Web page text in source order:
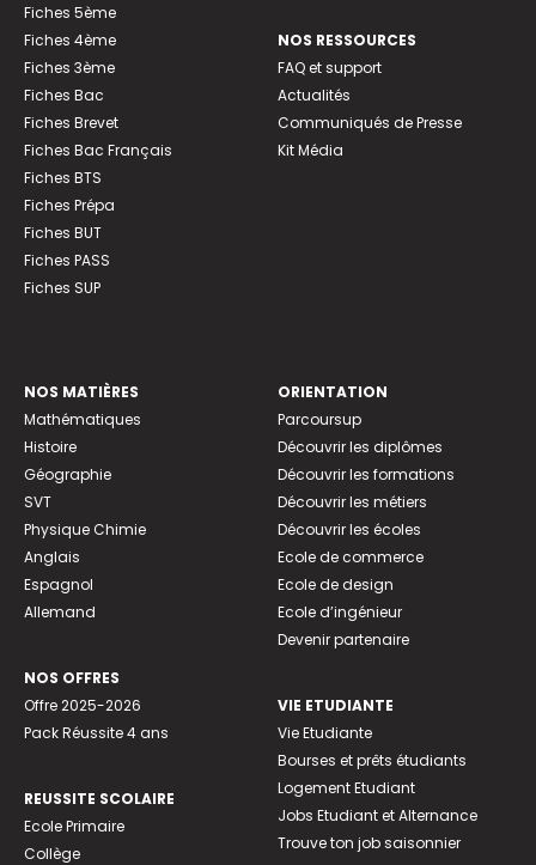
Fiches 5ème
Fiches 4ème
Fiches 3ème
Fiches Bac
Fiches Brevet
Fiches Bac Français
Fiches BTS
Fiches Prépa
Fiches BUT
Fiches PASS
Fiches SUP
NOS RESSOURCES
FAQ et support
Actualités
Communiqués de Presse
Kit Média
NOS MATIÈRES
Mathématiques
Histoire
Géographie
SVT
Physique Chimie
Anglais
Espagnol
Allemand
NOS OFFRES
Offre 2025-2026
Pack Réussite 4 ans
REUSSITE SCOLAIRE
Ecole Primaire
Collège
ORIENTATION
Parcoursup
Découvrir les diplômes
Découvrir les formations
Découvrir les métiers
Découvrir les écoles
Ecole de commerce
Ecole de design
Ecole d’ingénieur
Devenir partenaire
VIE ETUDIANTE
Vie Etudiante
Bourses et prêts étudiants
Logement Etudiant
Jobs Etudiant et Alternance
Trouve ton job saisonnier